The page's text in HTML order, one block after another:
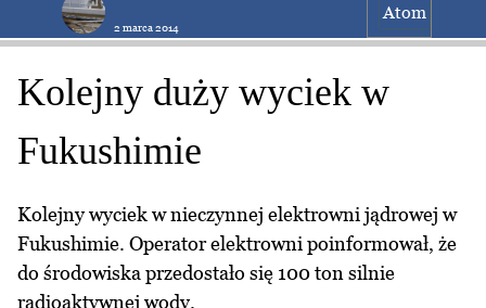
2 marca 2014
Atom
Kolejny duży wyciek w
Fukushimie
Kolejny wyciek w nieczynnej elektrowni jądrowej w
Fukushimie. Operator elektrowni poinformował, że
do środowiska przedostało się 100 ton silnie
radioaktywnej wody.